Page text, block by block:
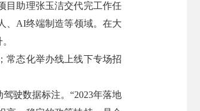
目助理张玉洁交代完工作任
、AI终端制造等领域。在大
常态化举办线上线下专场招
驶数据标注。“2023年落地